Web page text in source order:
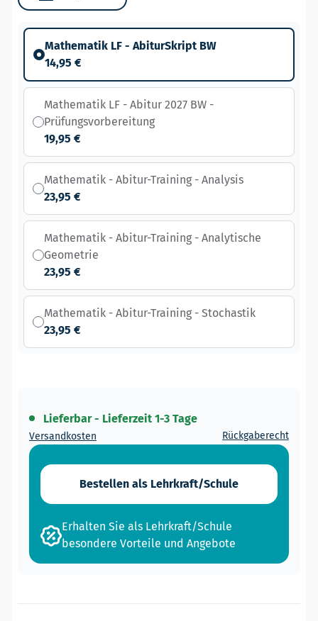
Mathematik LF - AbiturSkript BW
14,95 €
Mathematik LF - Abitur 2027 BW -
Prüfungsvorbereitung
19,95 €
Mathematik - Abitur-Training - Analysis
23,95 €
Mathematik - Abitur-Training - Analytische
Geometrie
23,95 €
Mathematik - Abitur-Training - Stochastik
23,95 €
Lieferbar - Lieferzeit 1-3 Tage
Versandkosten Rückgaberecht
Bestellen als Lehrkraft/Schule
Erhalten Sie als Lehrkraft/Schule
besondere Vorteile und Angebote